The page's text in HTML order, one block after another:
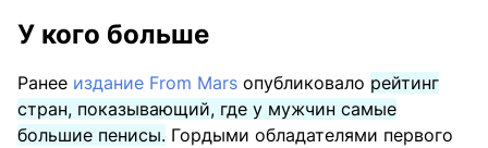
У кого больше
Ранее издание From Mars опубликовало рейтинг
стран, показывающий, где у мужчин самые
большие пенисы. Гордыми обладателями первого